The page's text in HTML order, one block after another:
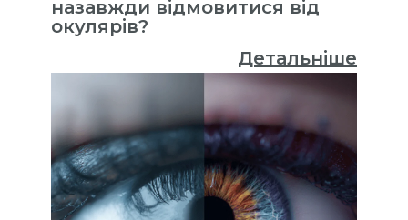
назавжди відмовитися від
окулярів?
Детальніше